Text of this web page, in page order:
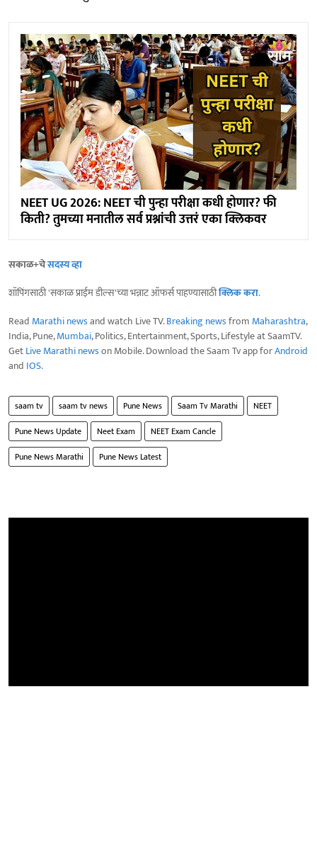
NEET UG 2026: NEET ची पुन्हा परीक्षा कधी होणार? फी
किती? तुमच्या मनातील सर्व प्रश्नांची उत्तरं एका क्लिकवर
सकाळ+चेसदस्य व्हा
शॉपिंगसाठी 'सकाळ प्राईम डील्स'च्या भन्नाट ऑफर्स पाहण्यासाठीक्लिक करा.
Read Marathi newsand watch Live TV.Breaking newsfrom Maharashtra,
India, Pune,Mumbai, Politics, Entertainment, Sports, Lifestyle at SaamTV.
GetLive Marathi newson Mobile. Download the Saam Tv app forAndroid
and IOS.
saam tv saam tv news Pune News Saam Tv Marathi
NEET
Pune News Update
Neet Exam
NEET Exam Cancle
Pune News Marathi
Pune News Latest